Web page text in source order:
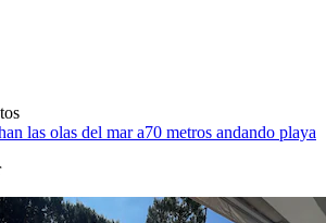
las olas del mar a70 metros andando playa